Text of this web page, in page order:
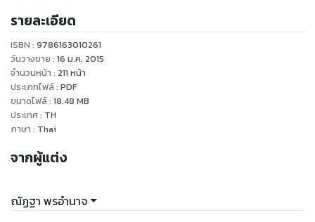
รายละเอียด
ISBN : 9786163010261
วันวางขาย : 16 ม.ค. 2015
จำนวนหน้า : 211 หน้า
ประเภทไฟล์: PDF
ขนาดไฟล์: 18.48 MB
ประเทศ: TH
ภาษา : Thai
จากผู้แต่ง
ณัฏฐา พรอำนาจ